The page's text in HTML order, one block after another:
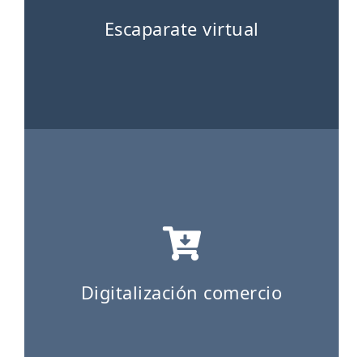
Escaparate virtual
Digitalización comercio